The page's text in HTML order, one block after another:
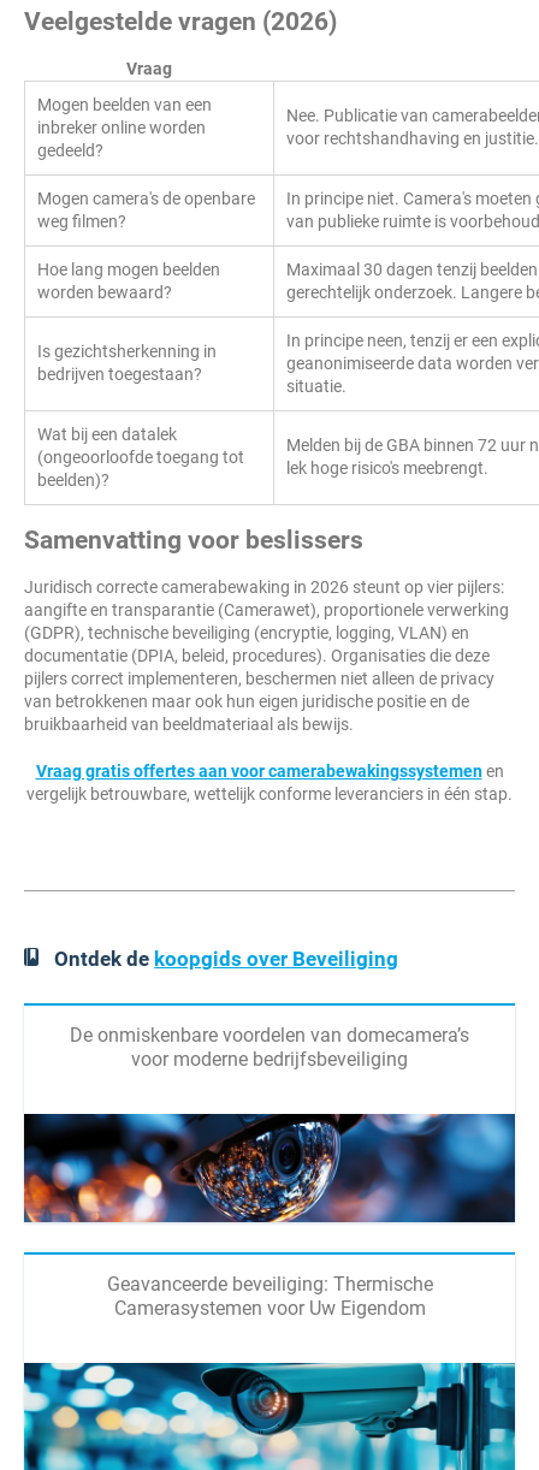
Veelgestelde vragen (2026)
Vraag
Mogen beelden van een
inbreker online worden
gedeeld?
Nee. Publicatie van
voor rechtshandhaving en justitie.
Mogen camera's de openbare
weg filmen?
In principe niet. Camera's
van publieke ruimte is
Hoe lang mogen beelden
worden bewaard?
Maximaal 30 dagen tenzij
gerechtelijk onderzoek. Langere
Is gezichtsherkenning in
bedrijven toegestaan?
In principe neen, tenzij er een
geanonimiseerde data worden
situatie.
Wat bij een datalek
(ongeoorloofde toegang tot
beelden)?
Melden bij de GBA binnen 72
lek hoge risico's meebrengt.
Samenvatting voor beslissers
Juridisch correcte camerabewaking in 2026 steunt op vier pijlers:
aangifte en transparantie (Camerawet), proportionele verwerking
(GDPR), technische beveiliging (encryptie, logging, VLAN) en
documentatie (DPIA, beleid, procedures). Organisaties die deze
pijlers correct implementeren, beschermen niet alleen de privacy
van betrokkenen maar ook hun eigen juridische positie en de
bruikbaarheid van beeldmateriaal als bewijs.
Vraag gratis offertes aan voor camerabewakingssystemenen
vergelijk betrouwbare, wettelijk conforme leveranciers in één stap.
Ontdek de koopgids over Beveiliging
De onmiskenbare voordelen van domecamera’s
voor moderne bedrijfsbeveiliging
Geavanceerde beveiliging: Thermische
Camerasystemen voor Uw Eigendom